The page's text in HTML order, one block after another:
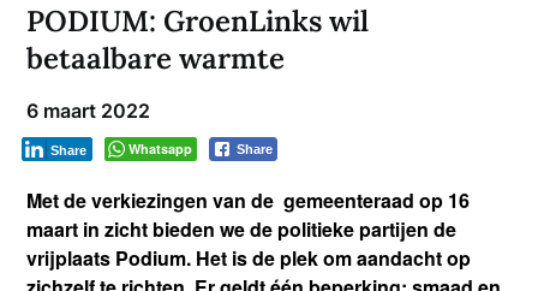
PODIUM: GroenLinks wil
betaalbare warmte
6 maart 2022
Whatsapp Share
Share
Met de verkiezingen van de gemeenteraad op 16
maart in zicht bieden we de politieke partijen de
vrijplaats Podium. Het is de plek om aandacht op